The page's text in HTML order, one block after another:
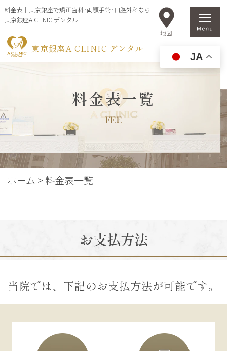
東京銀座A CLINIC デンタル
料金表｜東京銀座で矯正歯科･両顎手術･口腔外科なら
東京銀座A CLINIC デンタル
JA
料金表一覧
FEE
ホーム >料金表一覧
お支払方法
当院では、下記のお支払方法が可能です。